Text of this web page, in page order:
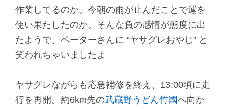
作業してるのか。今朝の雨が止んだことで運を
使い果たしたのか。そんな負の感情が態度に出
たようで、ペーターさんに “ヤサグレおやじ” と
笑われちゃいましたよ
ヤサグレながらも応急補修を終え、13:00頃に走
行を再開。約6km先の武蔵野うどん竹國へ向か